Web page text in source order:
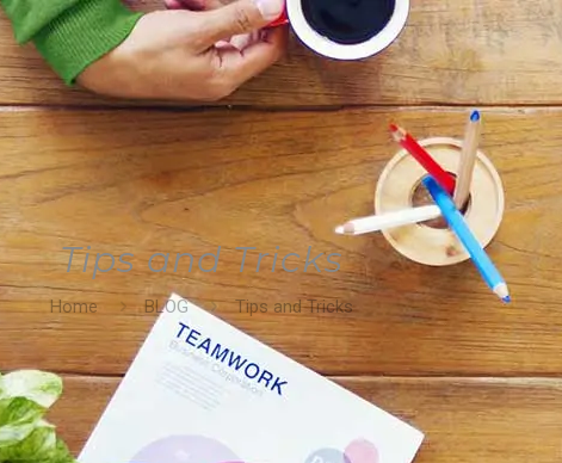
Tips and Tricks
Home BLOG Tips and Tricks